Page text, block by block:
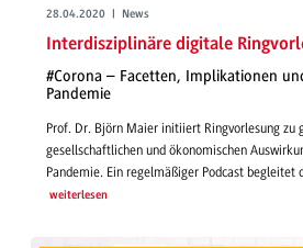
28.04.2020 | News
Interdisziplinäre digitale
#Corona – Facetten, Implikationen
Pandemie
Prof. Dr. Björn Maier initiiert Ringvorlesung zu
gesellschaftlichen und ökonomischen
Pandemie. Ein regelmäßiger Podcast begleitet
weiterlesen